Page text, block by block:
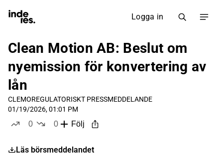
Logga in
Clean Motion AB: Beslut om
nyemission för konvertering av
lån
CLEMOREGULATORISKT PRESSMEDDELANDE
01/19/2026, 01:01 PM
0
0
Följ
Läs börsmeddelandet